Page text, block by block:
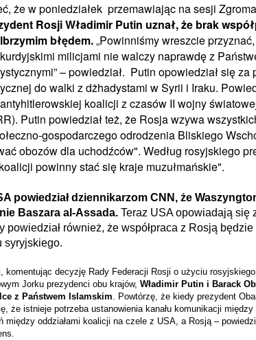
że w poniedziałek przemawiając na sesji
Rosji Władimir Putin uznał, że brak
błędem.„Powinniśmy wreszcie
kurdyjskimi milicjami nie walczy naprawdę z
– powiedział. Putin opowiedział się za
do walki z dżhadystami w Syrii i Iraku.
koalicji z czasów II wojny
Putin powiedział też, że Rosja wzywa
gospodarczego odrodzenia Bliskiego
obozów dla uchodźców". Według rosyjskiego
powinny stać się kraje muzułmańskie".
powiedział dziennikarzom CNN, że
Baszara al-Assada.Teraz USA opowiadają się
powiedział również, że współpraca z Rosją będzie
syryjskiego.
komentując decyzję Rady Federacji Rosji o użyciu
Jorku prezydenci obu krajów, Władimir Putin i Barack
z Państwem Islamskim. Powtórzę, że kiedy prezydent
że istnieje potrzeba ustanowienia kanału komunikacji
między oddziałami koalicji na czele z USA, a Rosją –